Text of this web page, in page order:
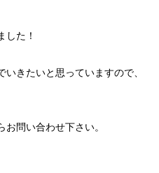
した！
きたいと思っていますので、
問い合わせ下さい。